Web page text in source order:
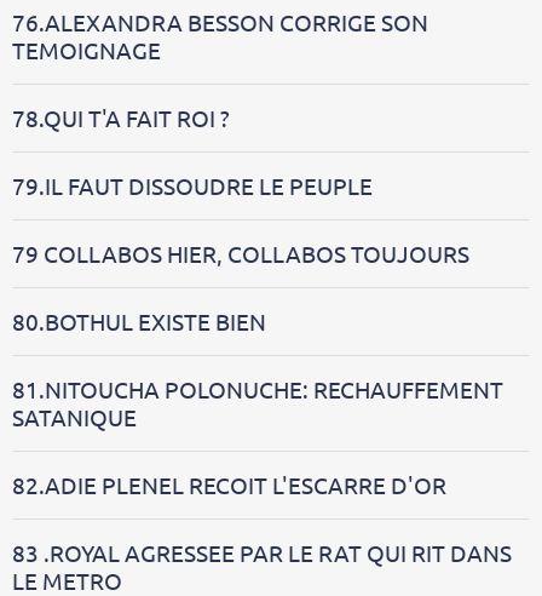
76.ALEXANDRA BESSON CORRIGE SON
TEMOIGNAGE
78.QUI T'A FAIT ROI ?
79.IL FAUT DISSOUDRE LE PEUPLE
79 COLLABOS HIER, COLLABOS TOUJOURS
80.BOTHUL EXISTE BIEN
81.NITOUCHA POLONUCHE: RECHAUFFEMENT
SATANIQUE
82.ADIE PLENEL RECOIT L'ESCARRE D'OR
83 .ROYAL AGRESSEE PAR LE RAT QUI RIT DANS
LE METRO